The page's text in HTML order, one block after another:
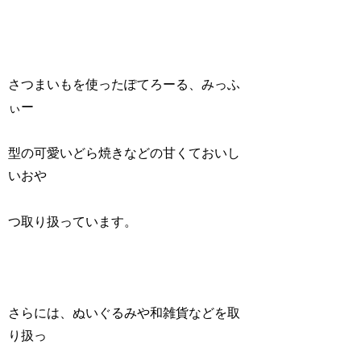
さつまいもを使ったぽてろーる、みっふ
ぃー
型の可愛いどら焼きなどの甘くておいし
いおや
つ取り扱っています。
さらには、ぬいぐるみや和雑貨などを取
り扱っ